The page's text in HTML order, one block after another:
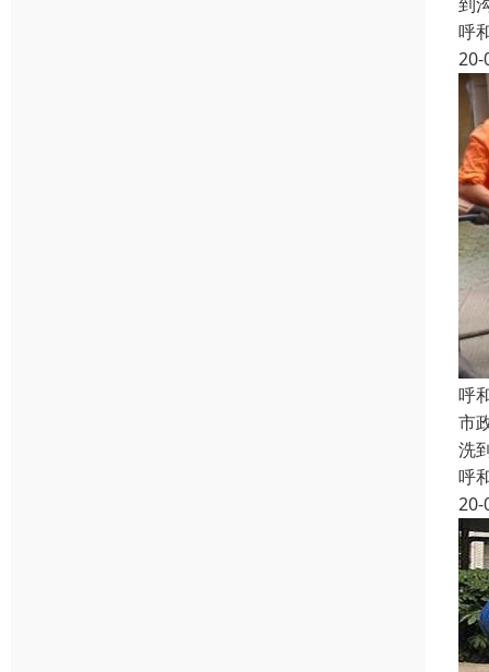
呼
20-
呼
市
洗
呼
20-